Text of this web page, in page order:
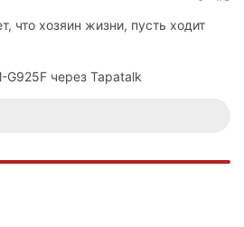
что хозяин жизни, пусть ходит
G925F через Tapatalk